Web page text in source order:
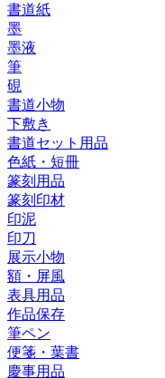
書道紙
墨
墨液
筆
硯
書道小物
下敷き
書道セット用品
色紙・短冊
篆刻用品
篆刻印材
印泥
印刀
展示小物
額・屏風
表具用品
作品保存
筆ペン
便箋・葉書
慶事用品